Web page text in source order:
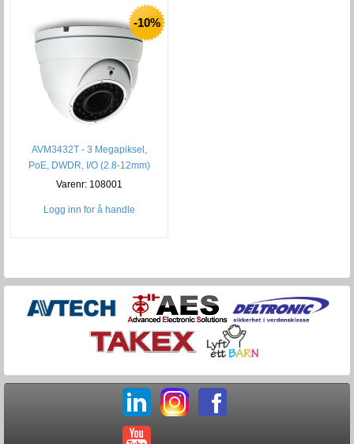
-10%
AVM3432T - 3 Megapiksel,
PoE, DWDR, I/O (2.8-12mm)
Varenr: 108001
Logg inn for å handle